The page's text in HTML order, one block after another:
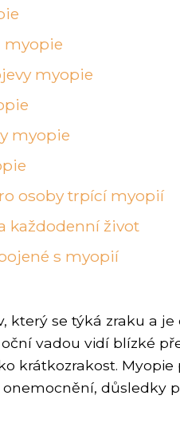
myopie
myopie
myopie
osoby trpící myopií
každodenní život
s myopií
který se týká zraku a
vadou vidí blízké
krátkozrakost.
důsledky